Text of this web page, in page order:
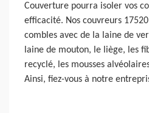
Couverture pourra isoler vos
efficacité. Nos couvreurs
combles avec de la laine de
laine de mouton, le liège, les
recyclé, les mousses
Ainsi, fiez-vous à notre